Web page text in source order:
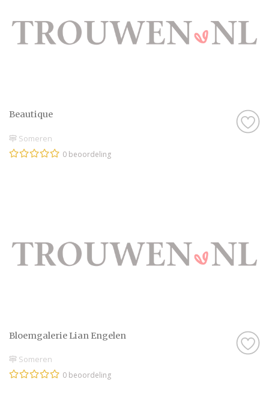
Beautique
Someren
0 beoordeling
Bloemgalerie Lian Engelen
Someren
0 beoordeling